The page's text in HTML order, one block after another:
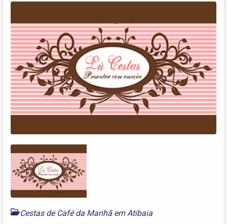
Cestas de Café da Manhã em Atibaia